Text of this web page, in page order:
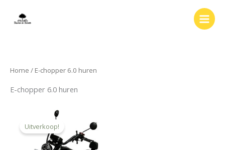
Home / E-chopper 6.0 huren
E-chopper 6.0 huren
Uitverkoop!
Oorspronkelijke
prijs
was:
€ 25,00.
Huidige
prijs
is:
€ 20,00.